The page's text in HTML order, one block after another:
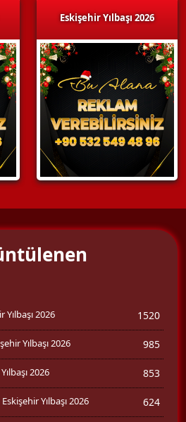
Eskişehir Yılbaşı 2026
2026 1520
Yılbaşı 2026 985
2026 853
Yılbaşı 2026 624